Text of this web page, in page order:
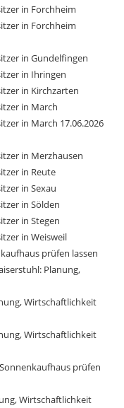
in Forchheim
in Forchheim
in Gundelfingen
in Ihringen
in Kirchzarten
in March
in March 17.06.2026
in Merzhausen
in Reute
in Sexau
in Sölden
in Stegen
in Weisweil
prüfen lassen
Planung,
Wirtschaftlichkeit
Wirtschaftlichkeit
prüfen
Wirtschaftlichkeit